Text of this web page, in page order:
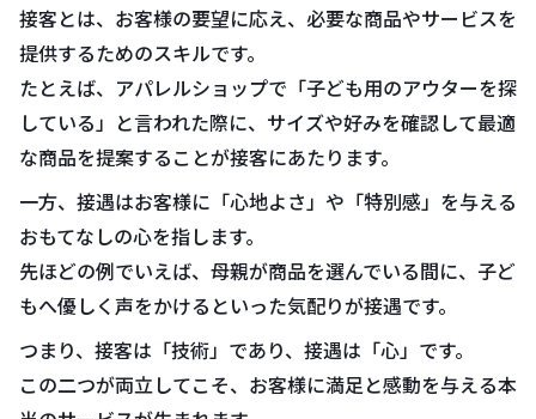
接客とは、お客様の要望に応え、必要な商品やサービスを
提供するためのスキルです。
たとえば、アパレルショップで「子ども用のアウターを探
している」と言われた際に、サイズや好みを確認して最適
な商品を提案することが接客にあたります。
一方、接遇はお客様に「心地よさ」や「特別感」を与える
おもてなしの心を指します。
先ほどの例でいえば、母親が商品を選んでいる間に、子ど
もへ優しく声をかけるといった気配りが接遇です。
つまり、接客は「技術」であり、接遇は「心」です。
この二つが両立してこそ、お客様に満足と感動を与える本